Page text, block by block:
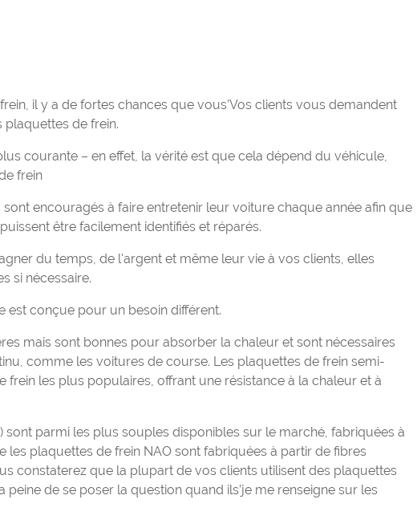
il y a de fortes chances que vous’Vos clients vous demandent
de frein.
courante – en effet, la vérité est que cela dépend du véhicule,
frein
encouragés à faire entretenir leur voiture chaque année afin que
être facilement identifiés et réparés.
du temps, de l'argent et même leur vie à vos clients, elles
si nécessaire.
est conçue pour un besoin différent.
mais sont bonnes pour absorber la chaleur et sont nécessaires
comme les voitures de course. Les plaquettes de frein semi-
les plus populaires, offrant une résistance à la chaleur et à
parmi les plus souples disponibles sur le marché, fabriquées à
plaquettes de frein NAO sont fabriquées à partir de fibres
constaterez que la plupart de vos clients utilisent des plaquettes
de se poser la question quand ils’je me renseigne sur les